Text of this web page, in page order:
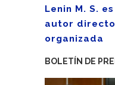
Lenin M. S.
autor
organizada
BOLETÍN DE